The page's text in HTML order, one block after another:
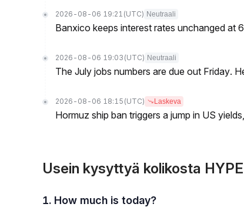
2026-08-06 19:21 (UTC) Neutraali
Banxico keeps interest rates unchanged at
2026-08-06 19:03 (UTC) Neutraali
The July jobs numbers are due out Friday.
2026-08-06 18:15 (UTC) Laskeva
Hormuz ship ban triggers a jump in US
Usein kysyttyä kolikosta
1. How much is today?